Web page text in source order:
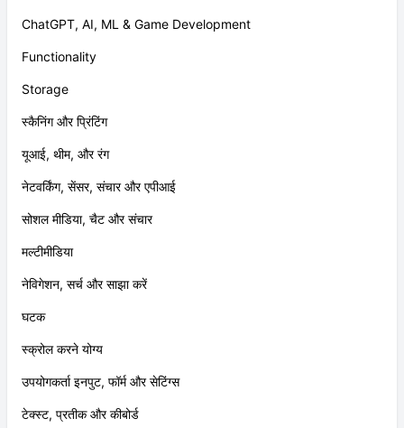
ChatGPT, AI, ML & Game Development
Functionality
Storage
स्कैनिंग और प्रिंटिंग
यूआई, थीम, और रंग
नेटवर्किंग, सेंसर, संचार और एपीआई
सोशल मीडिया, चैट और संचार
मल्टीमीडिया
नेविगेशन, सर्च और साझा करें
घटक
स्क्रोल करने योग्य
उपयोगकर्ता इनपुट, फॉर्म और सेटिंग्स
टेक्स्ट, प्रतीक और कीबोर्ड